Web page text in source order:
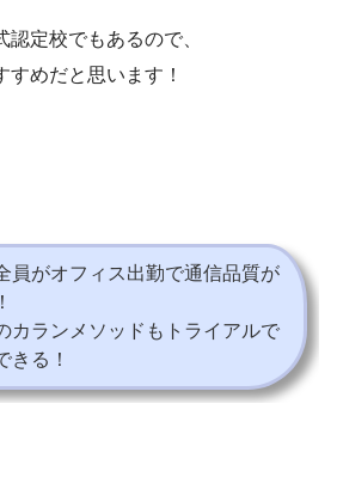
定校でもあるので、
めだと思います！
員がオフィス出勤で通信品質が
カランメソッドもトライアルで
きる！